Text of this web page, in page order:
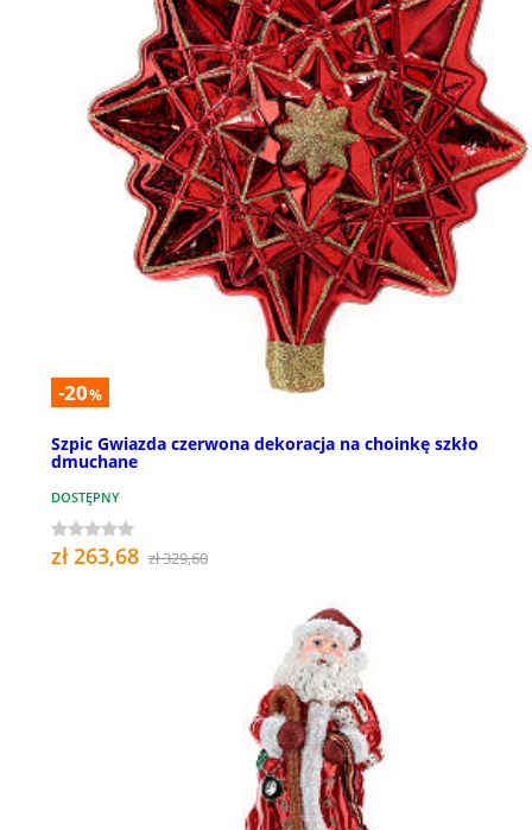
-20%
Szpic Gwiazda czerwona dekoracja na choinkę szkło
dmuchane
DOSTĘPNY
zł 263,68 zł 329,60